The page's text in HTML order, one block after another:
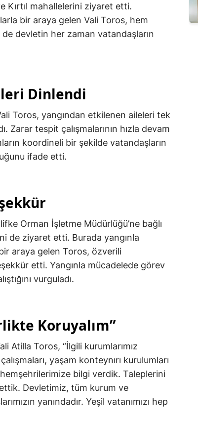
Kırtıl mahallelerini ziyaret etti.
bir araya gelen Vali Toros, hem
devletin her zaman vatandaşların
Dinlendi
Toros, yangından etkilenen aileleri tek
Zarar tespit çalışmalarının hızla devam
koordineli bir şekilde vatandaşların
ifade etti.
Orman İşletme Müdürlüğü’ne bağlı
de ziyaret etti. Burada yangınla
araya gelen Toros, özverili
etti. Yangınla mücadelede görev
vurguladı.
Koruyalım”
Atilla Toros, “İlgili kurumlarımız
yaşam konteynırı kurulumları
bilgi verdik. Taleplerini
Devletimiz, tüm kurum ve
yanındadır. Yeşil vatanımızı hep